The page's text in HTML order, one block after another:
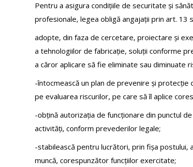
Pentru a asigura condițiile de securitate și
profesionale, legea obligă angajații prin art. 13
adopte, din faza de cercetare, proiectare și
a tehnologiilor de fabricație, soluții conforme
a căror aplicare să fie eliminate sau diminuate
-întocmească un plan de prevenire și
pe evaluarea riscurilor, pe care să îl aplice
-obțină autorizația de funcționare din punctul
activități, conform prevederilor legale;
-stabilească pentru lucrători, prin fișa postului,
muncă, corespunzător funcțiilor exercitate;